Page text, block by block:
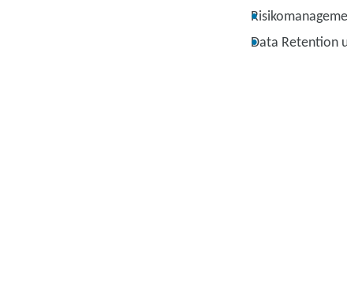
Data Retention